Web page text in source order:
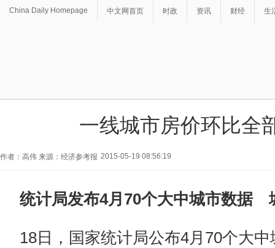
China Daily Homepage 中文网首页 时政 资讯 财经 生
一线城市房价环比全
作者：高伟 来源：经济参考报 2015-05-19 08:56:19
统计局发布4月70个大中城市数据
18日，国家统计局公布4月70个大